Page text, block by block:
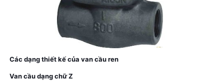
Các dạng thiết kế của van cầu ren
Van cầu dạng chữ Z